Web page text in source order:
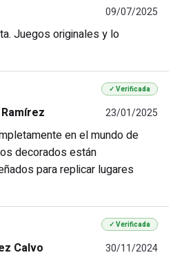
09/07/2025
Juegos originales y lo
✓ Verificada
23/01/2025
en el mundo de
decorados están
para replicar lugares
✓ Verificada
Calvo 30/11/2024